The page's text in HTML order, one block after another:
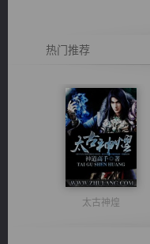
热门推荐
太古神煌